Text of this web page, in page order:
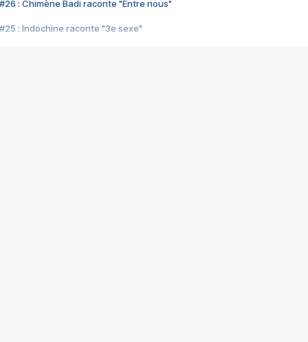
#26 : Chimène Badi raconte "Entre nous"
#25 : Indochine raconte "3e sexe"